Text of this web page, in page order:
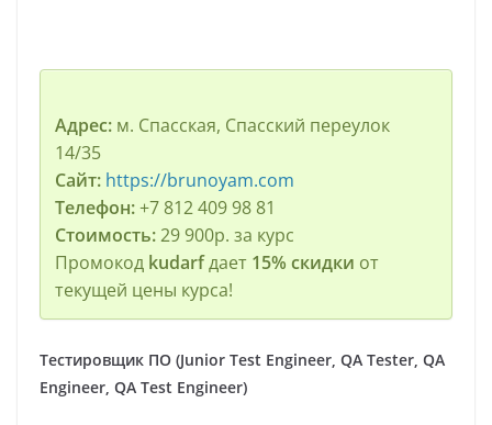
Адрес:м. Спасская, Спасский переулок
14/35
Сайт: https://brunoyam.com
Телефон:+7 812 409 98 81
Стоимость:29 900р. за курс
Промокод kudarfдает 15% скидки от
текущей цены курса!
Тестировщик ПО (Junior Test Engineer, QA Tester, QA
Engineer, QA Test Engineer)